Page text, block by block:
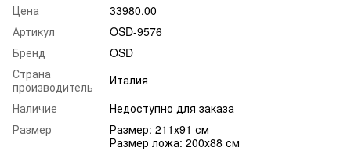
Цена
33980.00
Артикул
OSD-9576
Бренд
OSD
Страна
производитель
Италия
Наличие
Недоступно для заказа
Размер
Размер: 211х91 см
Размер ложа: 200х88 см